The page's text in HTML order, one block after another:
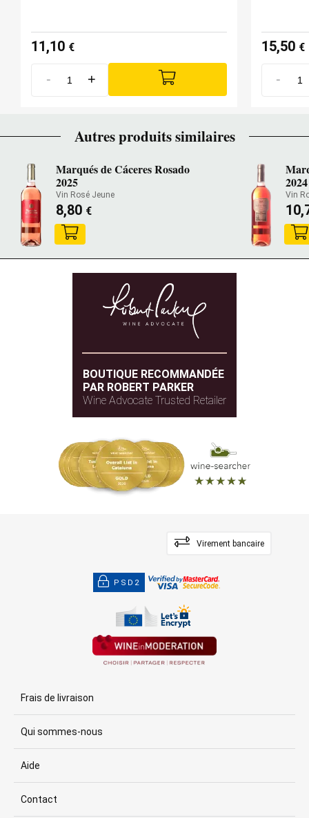
11,10 €
- +
15,50 €
-
Autres produits similaires
Marqués de Cáceres Rosado
2025
Vin Rosé Jeune
8,80 €
2024
Vin
BOUTIQUE RECOMMANDÉE
PAR ROBERT PARKER
Wine Advocate Trusted Retailer
Virement bancaire
PSD2
Frais de livraison
Qui sommes-nous
Aide
Contact